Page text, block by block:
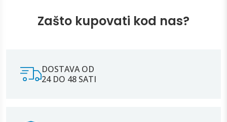
Zašto kupovati kod nas?
DOSTAVA OD
24 DO 48 SATI